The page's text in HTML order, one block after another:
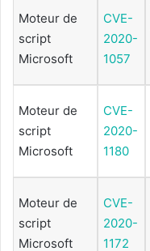
Moteur de
script
Microsoft
CVE-
2020-
1057
Moteur de
script
Microsoft
CVE-
2020-
1180
Moteur de
script
Microsoft
CVE-
2020-
1172